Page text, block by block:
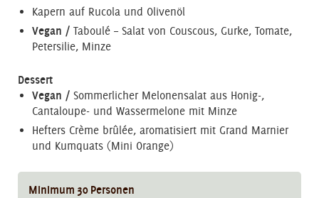
Kapern auf Rucola und Olivenöl
Vegan / Taboulé – Salat von Couscous, Gurke, Tomate,
Petersilie, Minze
Dessert
Vegan / Sommerlicher Melonensalat aus Honig-,
Cantaloupe- und Wassermelone mit Minze
Hefters Crème brûlée, aromatisiert mit Grand Marnier
und Kumquats (Mini Orange)
Minimum 30 Personen